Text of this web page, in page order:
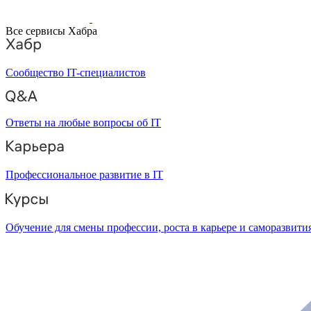
Все сервисы Хабра
Сообщество IT-специалистов
Ответы на любые вопросы об IT
Профессиональное развитие в IT
Обучение для смены профессии, роста в карьере и